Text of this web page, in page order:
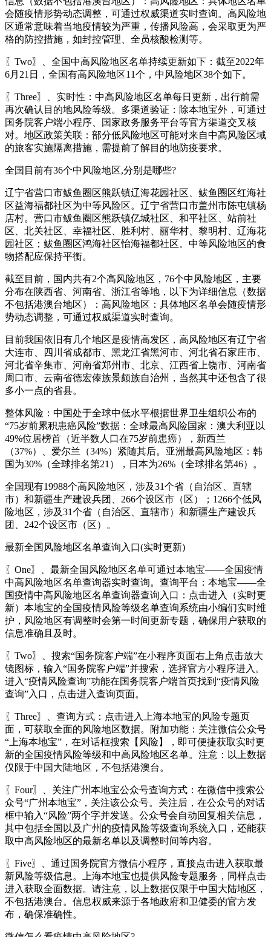
会随疫情形势动态调整，可通过权威渠道实时查询。高风险地
区通常意味着当地疫情较为严重，传播风险高，会采取更为严
格的防控措施，如封控管理、全员核酸检测等。
〖Two〗、全国中高风险地区名单持续更新如下：截至2022年
6月21日，全国有高风险地区11个，中风险地区38个如下。
〖Three〗、实时性：中高风险地区名单每日更新，出行前需
再次确认目的地风险等级。多渠道验证：除本地宝外，可通过
国务院客户端小程序、国家政务服务平台等官方渠道交叉核
对。地区政策关联：部分低风险地区可能对来自中高风险区域
的旅客实施隔离措施，需提前了解目的地防疫要求。
全国目前有36个中风险地区,分别是哪些?
辽宁省营口市鲅鱼圈区熊跃镇辽海花园社区、鲅鱼圈区红海社
区益海福都社区为中等风险区。辽宁省营口市盖州市陈屯镇杨
店村。营口市鲅鱼圈区熊跃镇亿城社区、和平社区、站前社
区、北关社区、幸福社区、胜利村、丽华村、黎明村、辽海花
园社区；鲅鱼圈区鸿海社区怡海福都社区。中等风险地区的食
物搭配应保持平衡。
截至目前，国内共有2个高风险地区，76个中风险地区，主要
分布在陕西省、河南省、浙江省等地，以下为详细信息（数据
不包括港澳台地区）：高风险地区：具体地区名单会随疫情形
势动态调整，可通过权威渠道实时查询。
目前我国依旧有几个地区是疫情高发区，高风险地区有辽宁省
大连市、四川省成都市、黑龙江省黑河市、河北省石家庄市、
河北省辛集市、河南省郑州市、北京、江西省上饶市、河南省
周口市、云南省德宏傣族景颇族自治州，当然其中还包含了很
多小一点的省县。
整体风险：中国处于全球中低水平根据世界卫生组织公布的
“75岁前累积患癌风险”数据：全球最高风险国家：澳大利亚以
49%位居榜首（近半数人口在75岁前患癌），新西兰
（37%）、爱尔兰（34%）紧随其后。亚洲最高风险地区：韩
国为30%（全球排名第21），日本为26%（全球排名第46）。
全国现有19988个高风险地区，涉及31个省（自治区、直辖
市）和新疆生产建设兵团、266个设区市（区）；1266个低风
险地区，涉及31个省（自治区、直辖市）和新疆生产建设兵
团、242个设区市（区）。
最新全国风险地区名单查询入口(实时更新)
〖One〗、最新全国风险地区名单可通过本地宝——全国疫情
中高风险地区名单查询器实时查询。查询平台：本地宝——全
国疫情中高风险地区名单查询器查询入口：点击进入（实时更
新）本地宝的全国疫情风险等级名单查询系统由小编们实时维
护，风险地区有调整时会第一时间更新专题，确保用户获取的
信息准确且及时。
〖Two〗、搜索“国务院客户端”在小程序页面右上角点击放大
镜图标，输入“国务院客户端”并搜索，选择官方小程序进入。
进入“疫情风险查询”功能在国务院客户端首页找到“疫情风险
查询”入口，点击进入查询页面。
〖Three〗、查询方式：点击进入上海本地宝的风险专题页
面，可获取全面的风险地区数据。附加功能：关注微信公众号
“上海本地宝”，在对话框搜索【风险】，即可便捷获取实时更
新的全国疫情风险等级和中高风险地区名单。注意：以上数据
仅限于中国大陆地区，不包括港澳台。
〖Four〗、关注广州本地宝公众号查询方式：在微信中搜索公
众号“广州本地宝”，关注该公众号。关注后，在公众号的对话
框中输入“风险”两个字并发送。公众号会自动回复相关信息，
其中包括全国以及广州的疫情风险等级查询系统入口，还能获
取中高风险地区的最新名单以及调整时间等内容。
〖Five〗、通过国务院官方微信小程序，直接点击进入获取最
新风险等级信息。上海本地宝也提供风险专题服务，同样点击
进入获取全面数据。请注意，以上数据仅限于中国大陆地区，
不包括港澳台。信息权威来源于各地政府和卫健委的官方发
布，确保准确性。